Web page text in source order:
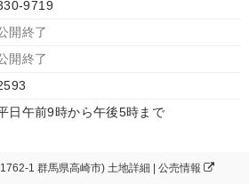
9719
開終了
開終了
日午前9時から午後5時まで
1 群馬県高崎市) 土地詳細 | 公売情報